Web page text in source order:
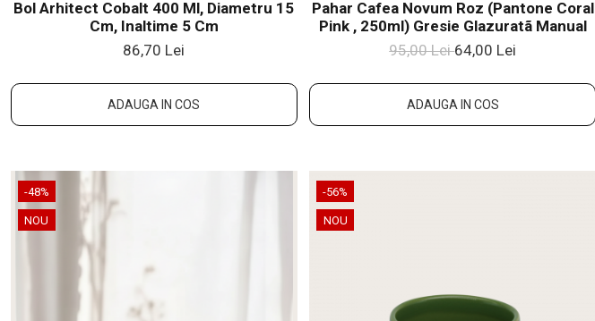
Bol Arhitect Cobalt 400 Ml, Diametru 15
Cm, Inaltime 5 Cm
86,70 Lei
ADAUGA IN COS
Pahar Cafea Novum Roz (Pantone Coral
Pink , 250ml) Gresie Glazuratã Manual
95,00 Lei64,00 Lei
ADAUGA IN COS
-48%
NOU
-56%
NOU